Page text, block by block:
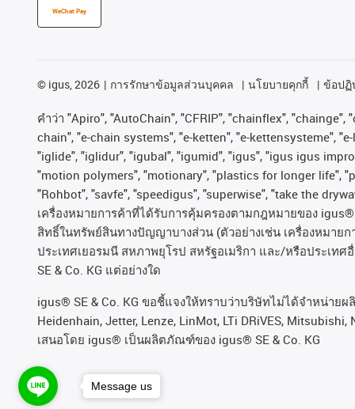
WeChat Pay
© igus, 2026 การรักษาข้อมูลส่วนบุคคล นโยบายคุกกี้ ข้อปฏิ
คําว่า "Apiro", "AutoChain", "CFRIP", "chainflex",
chain", "e-chain systems", "e-ketten", "e-kettensysteme",
"iglide", "iglidur", "igubal", "igumid", "igus", "igus igus
"motion polymers", "motionary", "plastics for longer life",
"Rohbot", "savfe", "speedigus", "superwise", "take the
เครื่องหมายการค้าที่ได้รับการคุ้มครองตามกฎหมายของ igus®
สิทธิ์ในทรัพย์สินทางปัญญาบางส่วน (ตัวอย่างเช่น เครื่องหมาย
ประเทศเยอรมนี สหภาพยุโรป สหรัฐอเมริกา และ/หรือประเทศ
SE & Co. KG แต่อย่างใด
igus® SE & Co. KG ขอชี้แจงให้ทราบว่าบริษัทไม่ได้จําหน่ายผ
Heidenhain, Jetter, Lenze, LinMot, LTi DRiVES,
เสนอโดย igus® เป็นผลิตภัณฑ์ของ igus® SE & Co. KG
Message us